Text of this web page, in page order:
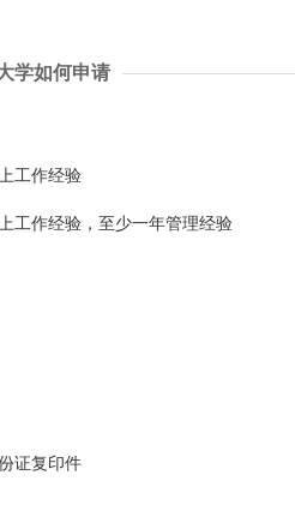
学如何申请
工作经验
工作经验，至少一年管理经验
证复印件